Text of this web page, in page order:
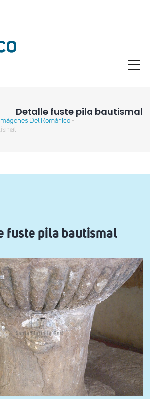
Detalle fuste pila bautismal
Imágenes Del Románico -
fuste pila bautismal